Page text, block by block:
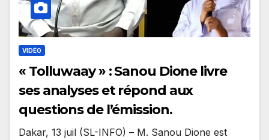
VIDÉO
« Tolluwaay » : Sanou Dione livre
ses analyses et répond aux
questions de l’émission.
Dakar, 13 juil (SL-INFO) – M. Sanou Dione est